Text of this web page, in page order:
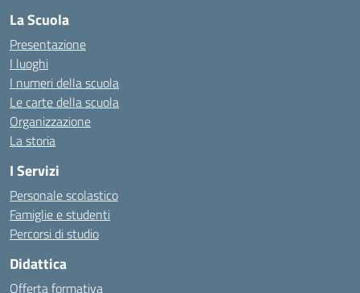
La Scuola
Presentazione
I luoghi
I numeri della scuola
Le carte della scuola
Organizzazione
La storia
I Servizi
Personale scolastico
Famiglie e studenti
Percorsi di studio
Didattica
Offerta formativa